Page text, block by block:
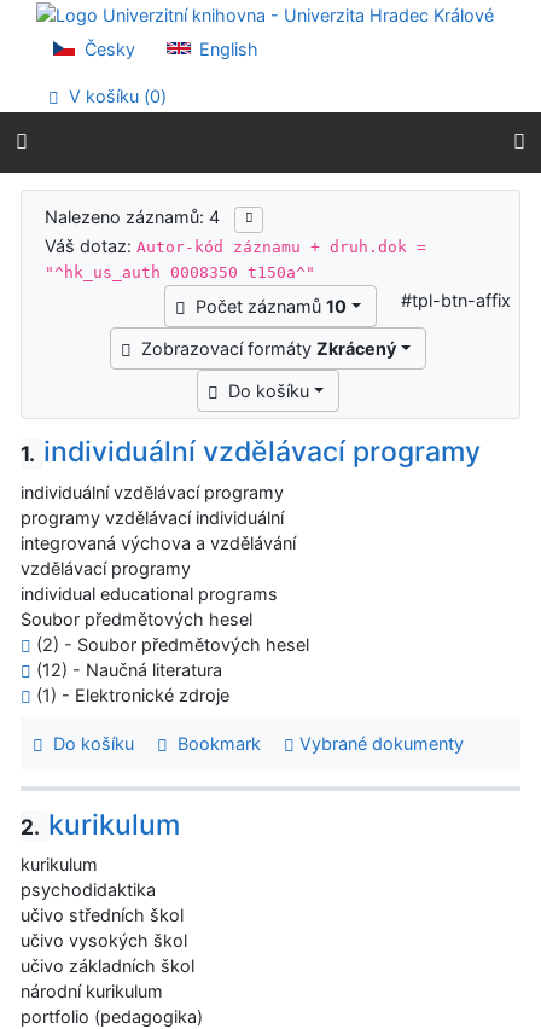
Přejít na obsah
Přejít na menu
Prohlášení o webové přístupnosti
Česky English
V košíku (0)
Výsledky vyhledávání
Nalezeno záznamů: 4
Váš dotaz:Autor-kód záznamu + druh.dok =
"^hk_us_auth 0008350 t150a^"
Počet záznamů 10
Zobrazovací formáty Zkrácený
Do košíku
#tpl-btn-affix
1. individuální vzdělávací programy
individuální vzdělávací programy
programy vzdělávací individuální
integrovaná výchova a vzdělávání
vzdělávací programy
individual educational programs
Soubor předmětových hesel
(2) - Soubor předmětových hesel
(12) - Naučná literatura
(1) - Elektronické zdroje
Do košíku Bookmark Vybrané dokumenty
2. kurikulum
kurikulum
psychodidaktika
učivo středních škol
učivo vysokých škol
učivo základních škol
národní kurikulum
portfolio (pedagogika)